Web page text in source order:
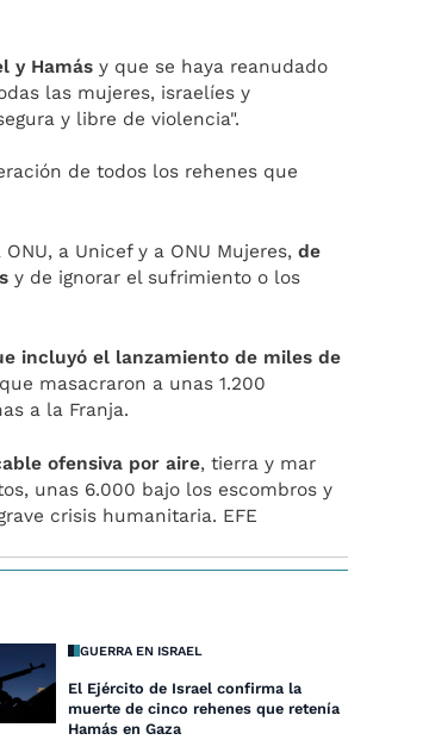
y Hamás y que se haya reanudado
las mujeres, israelíes y
y libre de violencia".
de todos los rehenes que
a Unicef y a ONU Mujeres,de
y de ignorar el sufrimiento o los
incluyó el lanzamiento de miles de
masacraron a unas 1.200
a la Franja.
ofensiva por aire, tierra y mar
unas 6.000 bajo los escombros y
crisis humanitaria. EFE
GUERRA EN ISRAEL
El Ejército de Israel confirma la
muerte de cinco rehenes que retenía
Hamás en Gaza